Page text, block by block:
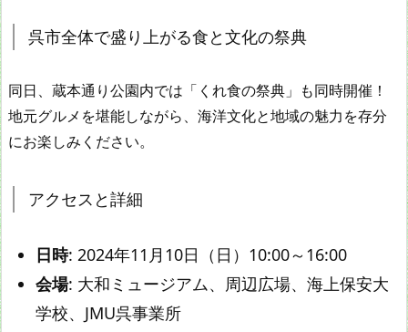
呉市全体で盛り上がる食と文化の祭典
同日、蔵本通り公園内では「くれ食の祭典」も同時開催！
地元グルメを堪能しながら、海洋文化と地域の魅力を存分
にお楽しみください。
アクセスと詳細
日時: 2024年11月10日（日）10:00～16:00
会場: 大和ミュージアム、周辺広場、海上保安大
学校、JMU呉事業所